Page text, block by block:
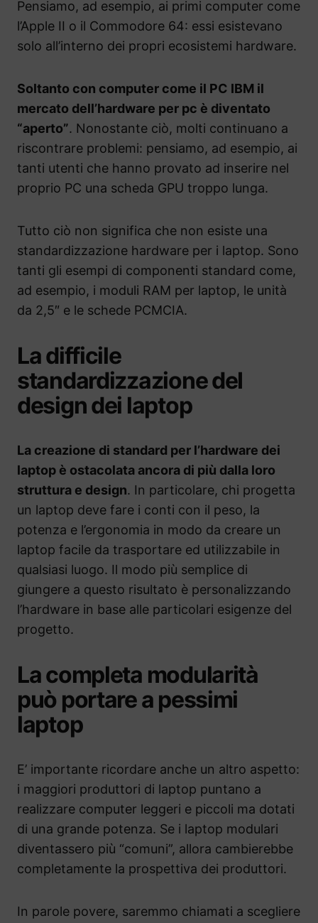
Pensiamo, ad esempio, ai primi computer come
l’Apple II o il Commodore 64: essi esistevano
solo all’interno dei propri ecosistemi hardware.
Soltanto con computer come il PC IBM il
mercato dell’hardware per pc è diventato
“aperto”. Nonostante ciò, molti continuano a
riscontrare problemi: pensiamo, ad esempio, ai
tanti utenti che hanno provato ad inserire nel
proprio PC una scheda GPU troppo lunga.
Tutto ciò non significa che non esiste una
standardizzazione hardware per i laptop. Sono
tanti gli esempi di componenti standard come,
ad esempio, i moduli RAM per laptop, le unità
da 2,5″ e le schede PCMCIA.
La difficile
standardizzazione deI
design dei laptop
La creazione di standard per l’hardware dei
laptop è ostacolata ancora di più dalla loro
struttura e design. In particolare, chi progetta
un laptop deve fare i conti con il peso, la
potenza e l’ergonomia in modo da creare un
laptop facile da trasportare ed utilizzabile in
qualsiasi luogo. Il modo più semplice di
giungere a questo risultato è personalizzando
l’hardware in base alle particolari esigenze del
progetto.
La completa modularità
può portare a pessimi
laptop
E’ importante ricordare anche un altro aspetto:
i maggiori produttori di laptop puntano a
realizzare computer leggeri e piccoli ma dotati
di una grande potenza. Se i laptop modulari
diventassero più “comuni”, allora cambierebbe
completamente la prospettiva dei produttori.
In parole povere, saremmo chiamati a scegliere